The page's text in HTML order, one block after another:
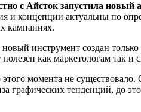
с Айсток запустила новый
и концепции актуальны по
кампаниях.
инструмент создан
как маркетологам так
момента не
графических тенденций, до